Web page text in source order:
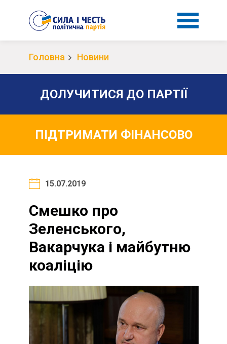
Головна Новини
ДОЛУЧИТИСЯ ДО ПАРТІЇ
ПІДТРИМАТИ ФІНАНСОВО
15.07.2019
Смешко про
Зеленського,
Вакарчука і майбутню
коаліцію